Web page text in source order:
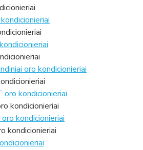
kondicionieriai
kondicionieriai
ECO FLOWATCH 13.2 l/h – 10 kW